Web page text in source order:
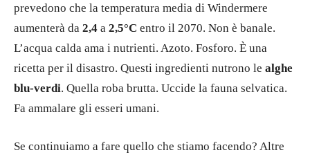
prevedono che la temperatura media di Windermere
aumenterà da 2,4 a 2,5°C entro il 2070. Non è banale.
L’acqua calda ama i nutrienti. Azoto. Fosforo. È una
ricetta per il disastro. Questi ingredienti nutrono le alghe
blu-verdi. Quella roba brutta. Uccide la fauna selvatica.
Fa ammalare gli esseri umani.
Se continuiamo a fare quello che stiamo facendo? Altre